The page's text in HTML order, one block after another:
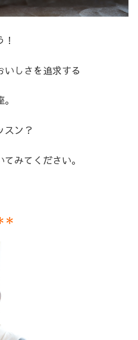
しさを追求する
スン？
みてください。
＊